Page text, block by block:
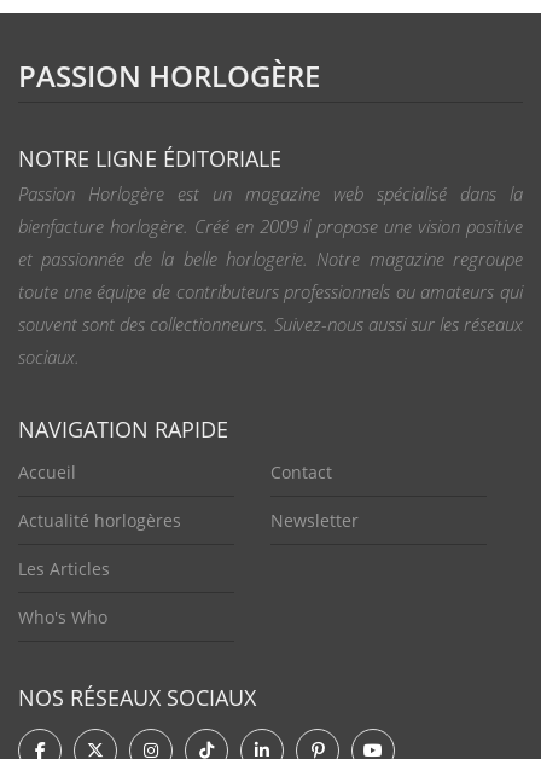
PASSION HORLOGÈRE
NOTRE LIGNE ÉDITORIALE
Passion Horlogère est un magazine web spécialisé dans la
bienfacture horlogère. Créé en 2009 il propose une vision positive
et passionnée de la belle horlogerie. Notre magazine regroupe
toute une équipe de contributeurs professionnels ou amateurs qui
souvent sont des collectionneurs. Suivez-nous aussi sur les réseaux
sociaux.
NAVIGATION RAPIDE
Accueil
Actualité horlogères
Les Articles
Who's Who
Contact
Newsletter
NOS RÉSEAUX SOCIAUX